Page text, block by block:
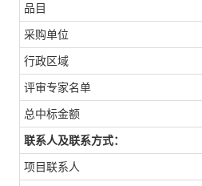
品目
采购单位
行政区域
评审专家名单
总中标金额
联系人及联系方式：
项目联系人